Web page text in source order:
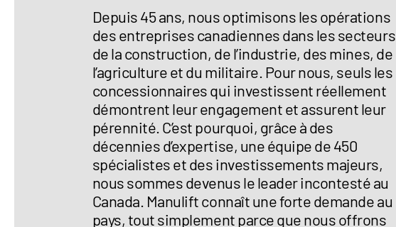
Depuis 45 ans, nous optimisons les opérations
des entreprises canadiennes dans les secteurs
de la construction, de l’industrie, des mines, de
l’agriculture et du militaire. Pour nous, seuls les
concessionnaires qui investissent réellement
démontrent leur engagement et assurent leur
pérennité. C’est pourquoi, grâce à des
décennies d’expertise, une équipe de 450
spécialistes et des investissements majeurs,
nous sommes devenus le leader incontesté au
Canada. Manulift connaît une forte demande au
pays, tout simplement parce que nous offrons